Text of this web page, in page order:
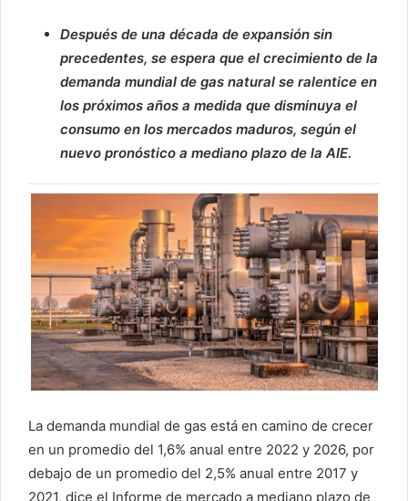
Después de una década de expansión sin
precedentes, se espera que el crecimiento de la
demanda mundial de gas natural se ralentice en
los próximos años a medida que disminuya el
consumo en los mercados maduros, según el
nuevo pronóstico a mediano plazo de la AIE.
La demanda mundial de gas está en camino de crecer
en un promedio del 1,6% anual entre 2022 y 2026, por
debajo de un promedio del 2,5% anual entre 2017 y
2021, dice el Informe de mercado a mediano plazo de